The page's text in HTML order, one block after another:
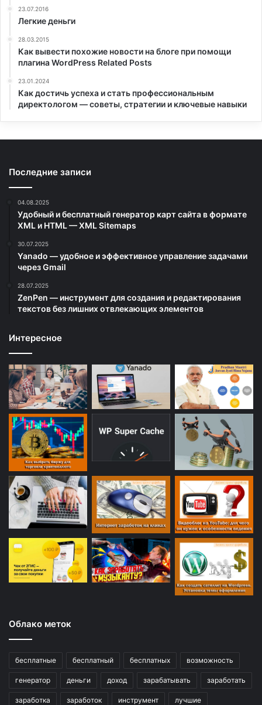
23.07.2016
Легкие деньги
28.03.2015
Как вывести похожие новости на блоге при помощи
плагина WordPress Related Posts
23.01.2024
Как достичь успеха и стать профессиональным
директологом — советы, стратегии и ключевые навыки
Последние записи
04.08.2025
Удобный и бесплатный генератор карт сайта в формате
XML и HTML — XML Sitemaps
30.07.2025
Yanado — удобное и эффективное управление задачами
через Gmail
28.07.2025
ZenPen — инструмент для создания и редактирования
текстов без лишних отвлекающих элементов
Интересное
Облако меток
бесплатные бесплатный бесплатных возможность
генератор деньги доход зарабатывать заработать
заработка заработок инструмент лучшие